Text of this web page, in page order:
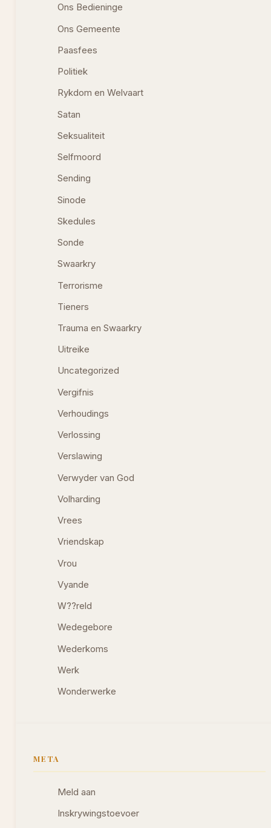
Ons Bedieninge
Ons Gemeente
Paasfees
Politiek
Rykdom en Welvaart
Satan
Seksualiteit
Selfmoord
Sending
Sinode
Skedules
Sonde
Swaarkry
Terrorisme
Tieners
Trauma en Swaarkry
Uitreike
Uncategorized
Vergifnis
Verhoudings
Verlossing
Verslawing
Verwyder van God
Volharding
Vrees
Vriendskap
Vrou
Vyande
W??reld
Wedegebore
Wederkoms
Werk
Wonderwerke
META
Meld aan
Inskrywingstoevoer